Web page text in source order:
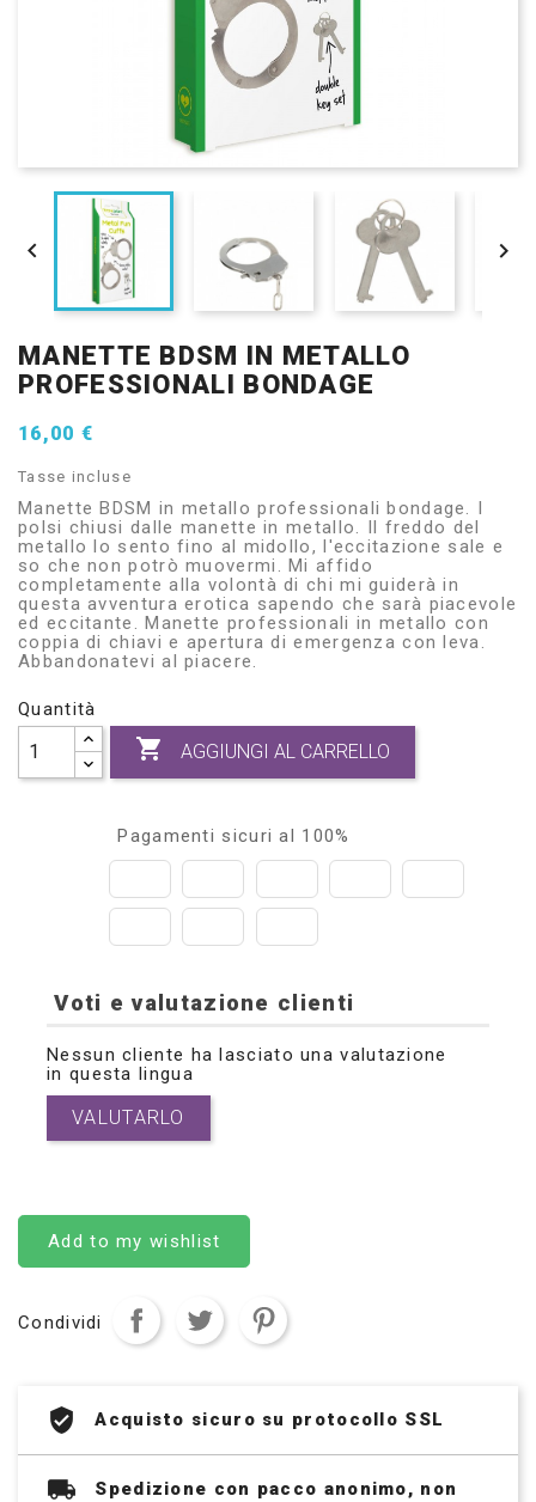
 
MANETTE BDSM IN METALLO
PROFESSIONALI BONDAGE
16,00 €
Tasse incluse
Manette BDSM in metallo professionali bondage. I
polsi chiusi dalle manette in metallo. Il freddo del
metallo lo sento fino al midollo, l'eccitazione sale e
so che non potrò muovermi. Mi affido
completamente alla volontà di chi mi guiderà in
questa avventura erotica sapendo che sarà piacevole
ed eccitante. Manette professionali in metallo con
coppia di chiavi e apertura di emergenza con leva.
Abbandonatevi al piacere.
Quantità
 AGGIUNGI AL CARRELLO
Pagamenti sicuri al 100%
Voti e valutazione clienti
Nessun cliente ha lasciato una valutazione
in questa lingua
VALUTARLO
Add to my wishlist
Condividi
Acquisto sicuro su protocollo SSL
Spedizione con pacco anonimo, non